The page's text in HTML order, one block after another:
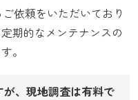
依頼をいただいており
期的なメンテナンスの
。
、現地調査は有料で